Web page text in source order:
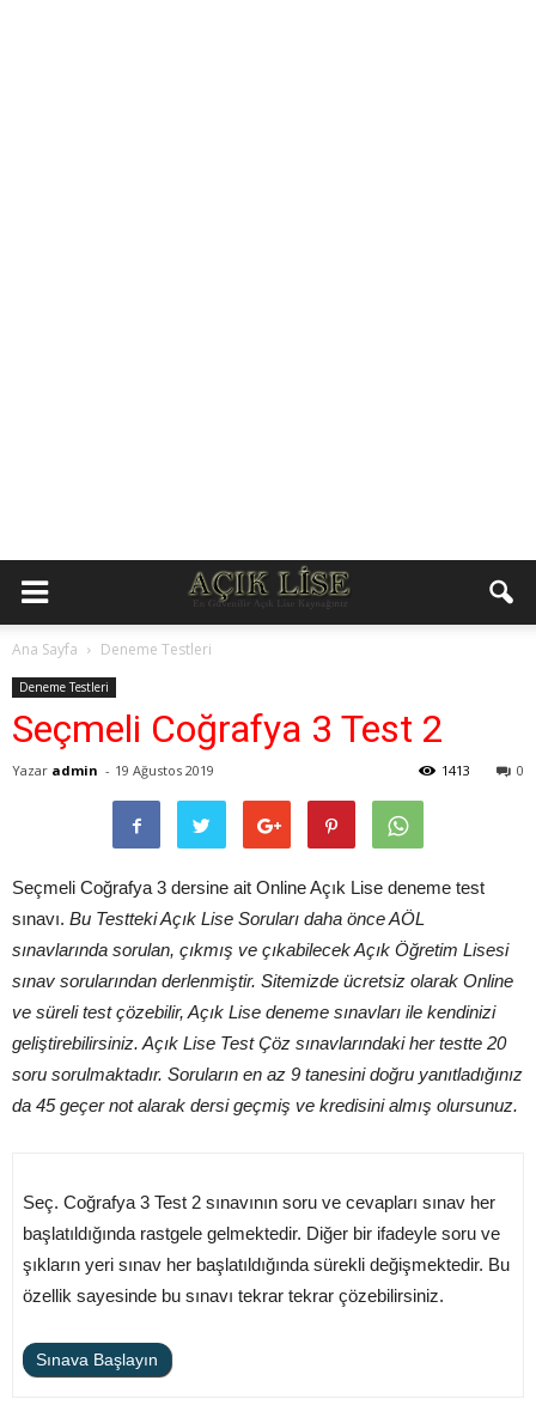
Ana Sayfa Deneme Testleri
Deneme Testleri
Seçmeli Coğrafya 3 Test 2
Yazar admin - 19 Ağustos 2019 0
1413
Seçmeli Coğrafya 3 dersine ait Online Açık Lise deneme test
sınavı. Bu Testteki Açık Lise Soruları daha önce AÖL
sınavlarında sorulan, çıkmış ve çıkabilecek Açık Öğretim Lisesi
sınav sorularından derlenmiştir. Sitemizde ücretsiz olarak Online
ve süreli test çözebilir, Açık Lise deneme sınavları ile kendinizi
geliştirebilirsiniz. Açık Lise Test Çöz sınavlarındaki her testte 20
soru sorulmaktadır. Soruların en az 9 tanesini doğru yanıtladığınız
da 45 geçer not alarak dersi geçmiş ve kredisini almış olursunuz.
Seç. Coğrafya 3 Test 2 sınavının soru ve cevapları sınav her
başlatıldığında rastgele gelmektedir. Diğer bir ifadeyle soru ve
şıkların yeri sınav her başlatıldığında sürekli değişmektedir. Bu
özellik sayesinde bu sınavı tekrar tekrar çözebilirsiniz.